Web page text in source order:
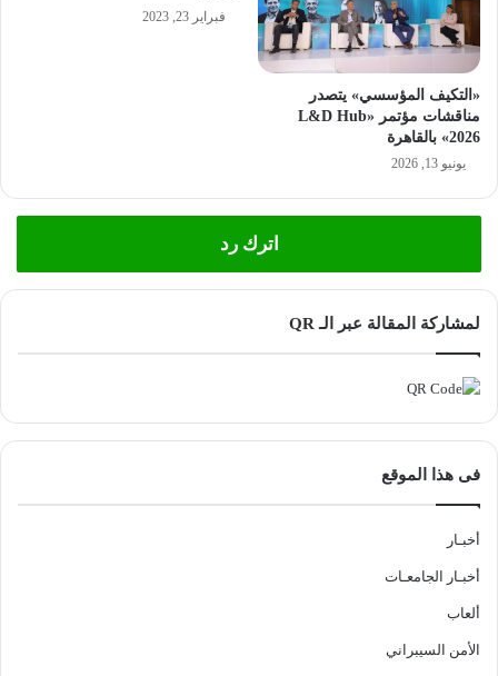
«التكيف المؤسسي» يتصدر
مناقشات مؤتمر «L&D Hub
2026» بالقاهرة
يونيو 13, 2026
فبراير 23, 2023
اترك رد
لمشاركة المقالة عبر الـ QR
فى هذا الموقع
أخبـار
أخبـار الجامعـات
ألعاب
الأمن السيبراني